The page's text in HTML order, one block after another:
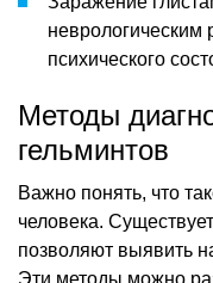
неврологическим
психического
Методы
гельминтов
Важно понять, что
человека.
позволяют выявить
Эти методы можно